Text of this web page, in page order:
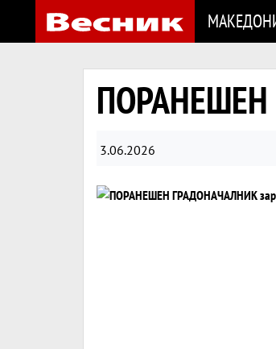
ПОРАНЕШЕН
3.06.2026